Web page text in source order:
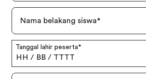
Nama belakang siswa*
Tanggal lahir peserta*
HH / BB / TTTT